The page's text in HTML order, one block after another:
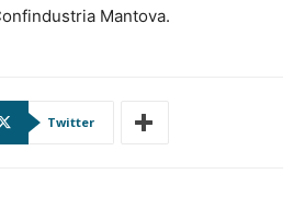
Mantova.
Twitter